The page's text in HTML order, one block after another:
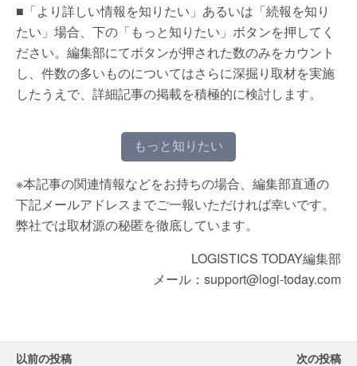
■「より詳しい情報を知りたい」あるいは「続報を知り
たい」場合、下の「もっと知りたい」ボタンを押してく
ださい。編集部にてボタンが押された数のみをカウント
し、件数の多いものについてはさらに深掘り取材を実施
したうえで、詳細記事の掲載を積極的に検討します。
もっと知りたい
※本記事の関連情報などをお持ちの場合、編集部直通の
下記メールアドレスまでご一報いただければ幸いです。
弊社では取材源の秘匿を徹底しています。
LOGISTICS TODAY編集部
メール：support@logi-today.com
以前の投稿 次の投稿